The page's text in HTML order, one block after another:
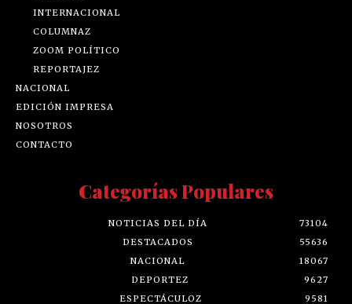
INTERNACIONAL
COLUMNAZ
ZOOM POLÍTICO
REPORTAJEZ
NACIONAL
EDICIÓN IMPRESA
NOSOTROS
CONTACTO
Categorías Populares
NOTICIAS DEL DÍA
73104
DESTACADOS
55636
NACIONAL
18067
DEPORTEZ
9627
ESPECTÁCULOZ
9581